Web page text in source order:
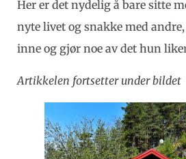
Her er det nydelig å bare sitte
nyte livet og snakke med
inne og gjør noe av det hun
Artikkelen fortsetter under bildet